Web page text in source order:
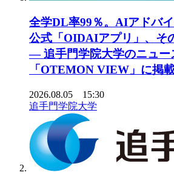
全学DL率99％。AIアドバ
公式「OIDAIアプリ」、そ
― 追手門学院大学のニュー
「OTEMON VIEW」に掲
2026.08.05 15:30
追手門学院大学